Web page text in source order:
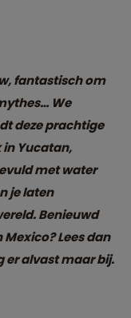
fantastisch om
We
deze prachtige
Yucatan,
met water
je laten
Benieuwd
Lees dan
er alvast maar bij.